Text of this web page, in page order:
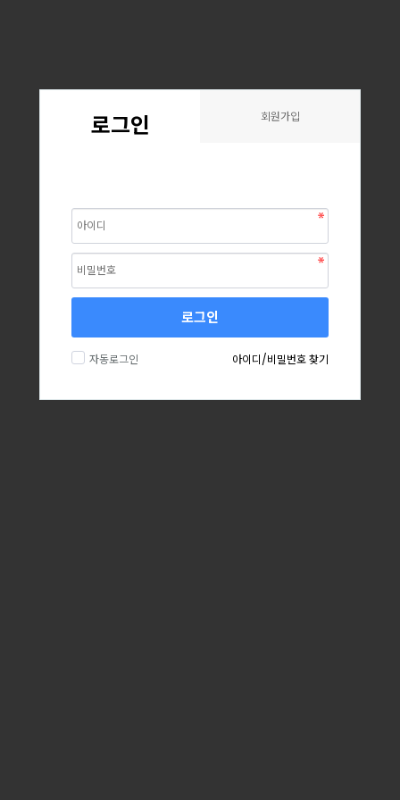
로그인 회원가입
로그인
자동로그인 아이디/비밀번호 찾기